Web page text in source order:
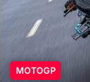
MOTOGP